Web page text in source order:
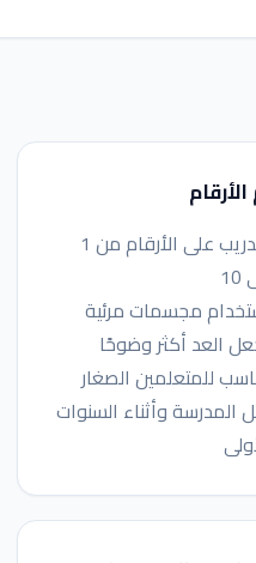
التدريب على الأرقام من 1
مجسمات مرئية
العد أكثر وضوحًا
للمتعلمين الصغار
المدرسة وأثناء السنوات